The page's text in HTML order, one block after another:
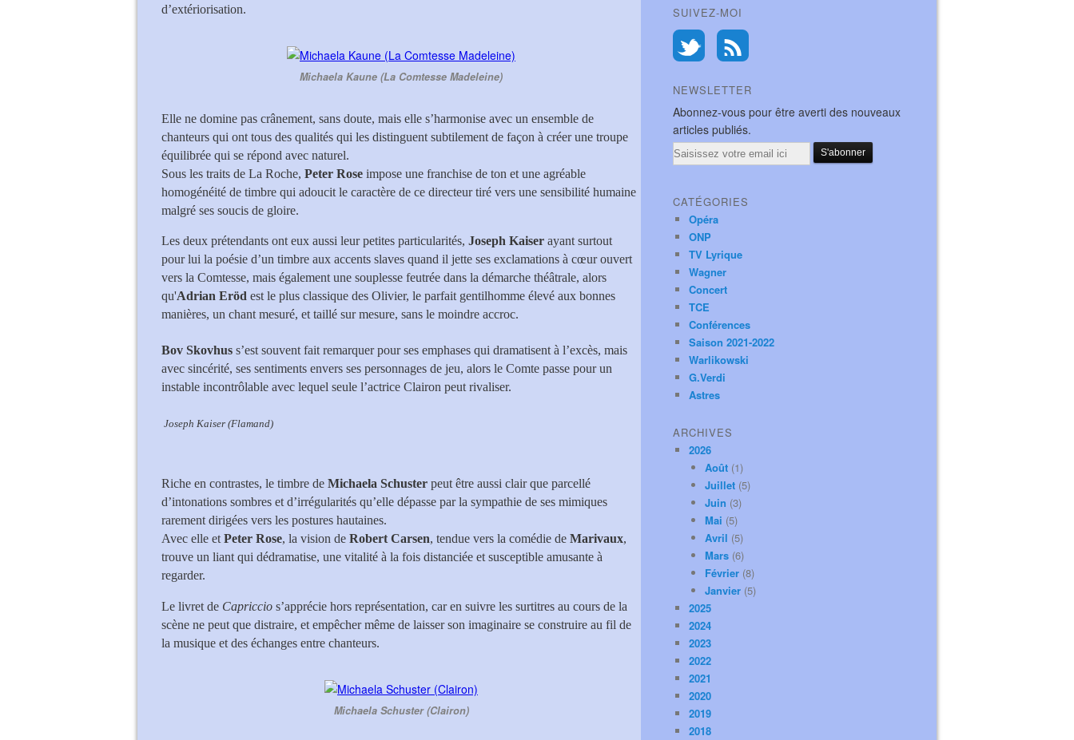
d’extériorisation.
Michaela Kaune (La Comtesse Madeleine)
Elle ne domine pas crânement, sans doute, mais elle s’harmonise avec un ensemble de
chanteurs qui ont tous des qualités qui les distinguent subtilement de façon à créer une troupe
équilibrée qui se répond avec naturel.
Sous les traits de La Roche, Peter Rose impose une franchise de ton et une agréable
homogénéité de timbre qui adoucit le caractère de ce directeur tiré vers une sensibilité humaine
malgré ses soucis de gloire.
Les deux prétendants ont eux aussi leur petites particularités, Joseph Kaiser ayant surtout
pour lui la poésie d’un timbre aux accents slaves quand il jette ses exclamations à cœur ouvert
vers la Comtesse, mais également une souplesse feutrée dans la démarche théâtrale, alors
qu'Adrian Eröd est le plus classique des Olivier, le parfait gentilhomme élevé aux bonnes
manières, un chant mesuré, et taillé sur mesure, sans le moindre accroc.
Bov Skovhus s’est souvent fait remarquer pour ses emphases qui dramatisent à l’excès, mais
avec sincérité, ses sentiments envers ses personnages de jeu, alors le Comte passe pour un
instable incontrôlable avec lequel seule l’actrice Clairon peut rivaliser.
Joseph Kaiser (Flamand)
Riche en contrastes, le timbre de Michaela Schuster peut être aussi clair que parcellé
d’intonations sombres et d’irrégularités qu’elle dépasse par la sympathie de ses mimiques
rarement dirigées vers les postures hautaines.
Avec elle et Peter Rose, la vision de Robert Carsen, tendue vers la comédie de Marivaux,
trouve un liant qui dédramatise, une vitalité à la fois distanciée et susceptible amusante à
regarder.
Le livret de Capriccio s’apprécie hors représentation, car en suivre les surtitres au cours de la
scène ne peut que distraire, et empêcher même de laisser son imaginaire se construire au fil de
la musique et des échanges entre chanteurs.
Michaela Schuster (Clairon)
SUIVEZ-MOI
NEWSLETTER
Abonnez-vous pour être averti des nouveaux
articles publiés.
Email
CATÉGORIES
Opéra
ONP
TV Lyrique
Wagner
Concert
TCE
Conférences
Saison 2021-2022
Warlikowski
G.Verdi
Astres
ARCHIVES
2026
Août (1)
Juillet (5)
Juin (3)
Mai (5)
Avril (5)
Mars (6)
Février (8)
Janvier (5)
2025
2024
2023
2022
2021
2020
2019
2018